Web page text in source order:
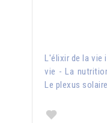
L'élixir de la vie
vie - La
Le plexus